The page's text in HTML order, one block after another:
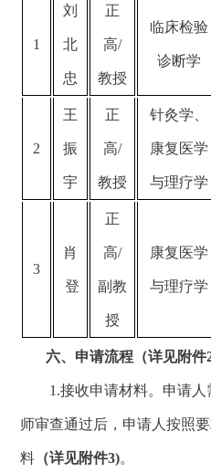
1
刘
北
忠
正
高/
教授
临床检验
诊断学
2
王
振
宇
正
高/
教授
针灸学、
康复医学
与理疗学
3
肖
登
正
高/
副教
授
康复医学
与理疗学
六、申请流程（详见附件
1.接收申请材料。申请
师审查通过后，申请人按照
料 （详见附件3)。